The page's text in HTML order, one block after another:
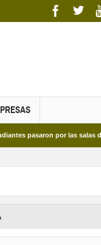
por las salas de